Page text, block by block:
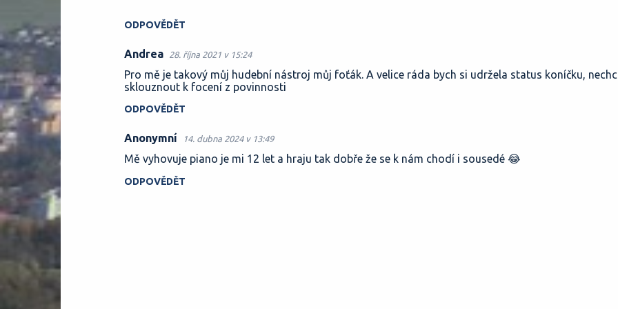
ODPOVĚDĚT
Andrea 28. října 2021 v 15:24
Pro mě je takový můj hudební nástroj můj foťák. A velice ráda bych si udržela status koníčku,
sklouznout k focení z povinnosti
ODPOVĚDĚT
Anonymní 14. dubna 2024 v 13:49
Mě vyhovuje piano je mi 12 let a hraju tak dobře že se k nám chodí i sousedé 😂
ODPOVĚDĚT